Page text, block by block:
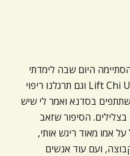
היום שבה לימדתי
את הסדרה Lift Chi Up Pour Chi Down וגם תרגלנו ריפוי
בסדנא ואמר לי שיש
בצלילים. הסיפור שזאב
אמו מאוד ריגש אותי,
ועם עוד אנשים